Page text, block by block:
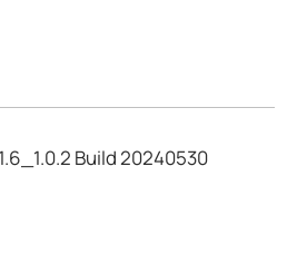
Build 20240530